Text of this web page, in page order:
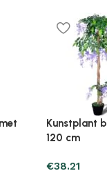
cm
€46.05